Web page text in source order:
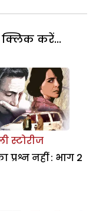
करें...
स्टोरीज
प्रश्न नहीं : भाग 2